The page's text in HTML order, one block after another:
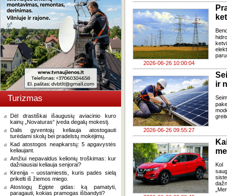
Turizmas
Dėl drastiškai išaugusių aviacinio kuro
kainų „Novaturas“ įveda degalų mokestį.
Dalis gyventojų keliauja atostogauti
turėdami skolų bei pradelstų mokėjimų.
Kad atostogos neapkarstų: 5 apgavystės
keliaujant.
Amžiui nepavaldus kelionių troškimas: kur
dažniausiai keliauja senjorai?
Kirenija – uostamiestis, kuris padės sielą
prikelti iš žiemos miego.
Atostogų Egipte gidas: ką pamatyti,
paragauti, kokias pramogas išbandyti?
2026-06-26 10:00:04
2026-06-26 09:55:27
ir
Kol